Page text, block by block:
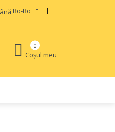
Ro-Ro
0
Coșul meu